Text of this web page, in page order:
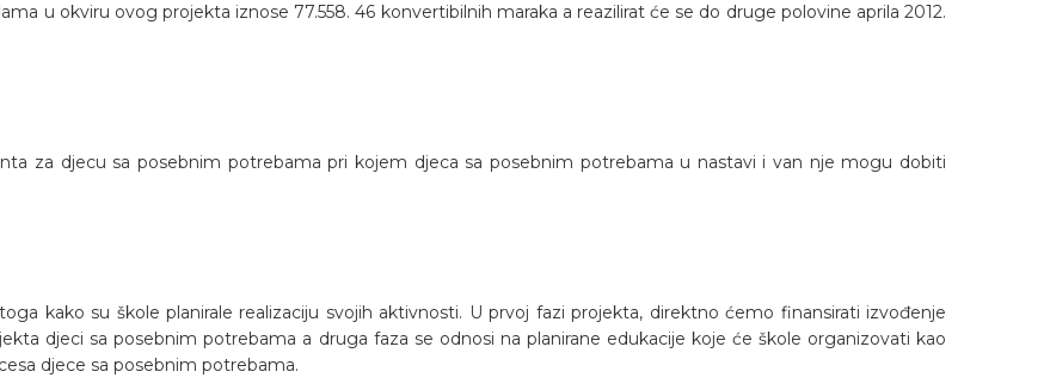
u okviru ovog projekta iznose 77.558. 46 konvertibilnih maraka a reazilirat će se do druge polovine aprila 2012.
za djecu sa posebnim potrebama pri kojem djeca sa posebnim potrebama u nastavi i van nje mogu dobiti
kako su škole planirale realizaciju svojih aktivnosti. U prvoj fazi projekta, direktno ćemo finansirati izvođenje
djeci sa posebnim potrebama a druga faza se odnosi na planirane edukacije koje će škole organizovati kao
djece sa posebnim potrebama.